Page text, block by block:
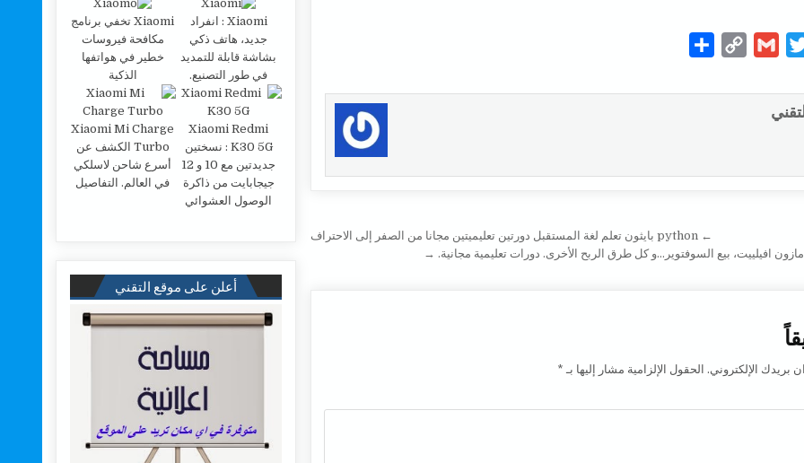
i
t
G
a
p
a
← python بايثون تعلم لغة المستقبل دورتين تعليميتين مجانا من الصفر إلى الاحتراف
أمازون افيلييت، بيع السوفتوير…و كل طرق الربح الأخرى. دورات تعليمية مجانية. →
بريدك الإلكتروني. الحقول الإلزامية مشار إليها بـ *
Xiaomi : انفراد
جديد، هاتف ذكي
بشاشة قابلة للتمديد
في طور التصنيع.
Xiaomi تخفي برنامج
مكافحة فيروسات
خطير في هواتفها
الذكية
Xiaomi Redmi
K30 5G : نسختين
جديدتين مع 10 و 12
جيجابايت من ذاكرة
الوصول العشوائي
Xiaomi Mi Charge
Turbo الكشف عن
أسرع شاحن لاسلكي
في العالم. التفاصيل
أعلن على موقع التقني